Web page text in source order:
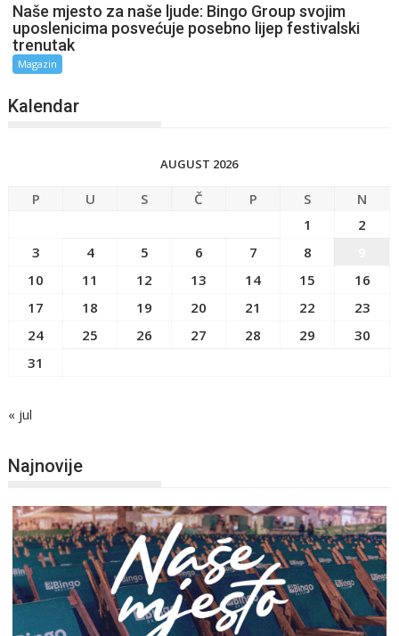
Naše mjesto za naše ljude: Bingo Group svojim
uposlenicima posvećuje posebno lijep festivalski
trenutak
Magazin
Kalendar
AUGUST 2026
P U S Č P S
N
1
2
3
4 5 6 7 8
10
11 12 13 14 15
16
17
18 19 20 21 22
23
24
25 26 27 28 29
30
31
« jul
Najnovije